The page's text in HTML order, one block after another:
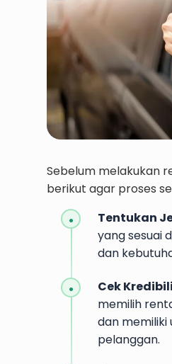
Sebelum melakukan
berikut agar proses
Tentukan
yang sesuai
dan
Cek
memilih
dan memiliki
pelanggan.